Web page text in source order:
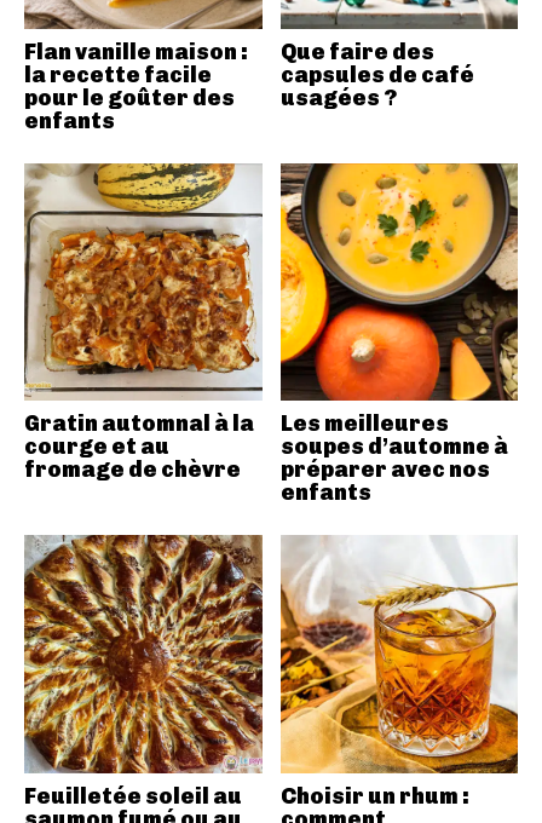
Flan vanille maison :
la recette facile
pour le goûter des
enfants
Que faire des
capsules de café
usagées ?
Gratin automnal à la
courge et au
fromage de chèvre
Les meilleures
soupes d’automne à
préparer avec nos
enfants
Feuilletée soleil au
Choisir un rhum :